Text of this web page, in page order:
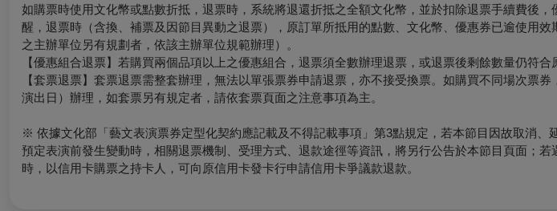
如購票時使用文化幣或點數折抵，退票時，系統將退還折抵之全額文化幣，並於扣除退票手續費後
醒，退票時（含換、補票及因節目異動之退票），原訂單所抵用的點數、文化幣、優惠券已逾使用
之主辦單位另有規劃者，依該主辦單位規範辦理）。
【優惠組合退票】若購買兩個品項以上之優惠組合，退票須全數辦理退票，或退票後剩餘數量仍符合
【套票退票】套票退票需整套辦理，無法以單張票券申請退票，亦不接受換票。如購買不同場次票
演出日）辦理，如套票另有規定者，請依套票頁面之注意事項為主。
※ 依據文化部「藝文表演票券定型化契約應記載及不得記載事項」第3點規定，若本節目因故取消、
預定表演前發生變動時，相關退票機制、受理方式、退款途徑等資訊，將另行公告於本節目頁面；若
時，以信用卡購票之持卡人，可向原信用卡發卡行申請信用卡爭議款退款。